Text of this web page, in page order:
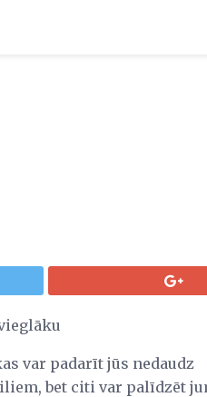
var padarīt jūs nedaudz
bet citi var palīdzēt